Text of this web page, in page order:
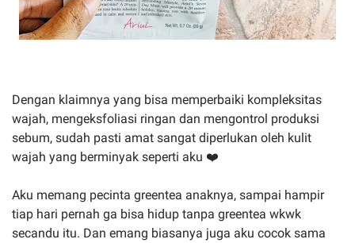
Dengan klaimnya yang bisa memperbaiki kompleksitas
wajah, mengeksfoliasi ringan dan mengontrol produksi
sebum, sudah pasti amat sangat diperlukan oleh kulit
wajah yang berminyak seperti aku ❤️
Aku memang pecinta greentea anaknya, sampai hampir
tiap hari pernah ga bisa hidup tanpa greentea wkwk
secandu itu. Dan emang biasanya juga aku cocok sama